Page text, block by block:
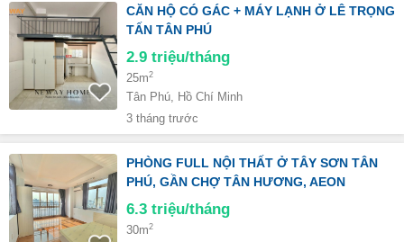
CĂN HỘ CÓ GÁC + MÁY LẠNH Ở LÊ TRỌNG
TẤN TÂN PHÚ
2.9 triệu/tháng
25m2
Tân Phú, Hồ Chí Minh
3 tháng trước
PHÒNG FULL NỘI THẤT Ở TÂY SƠN TÂN
PHÚ, GẦN CHỢ TÂN HƯƠNG, AEON
6.3 triệu/tháng
30m2